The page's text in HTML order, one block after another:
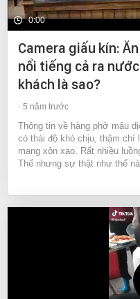
0:00
Camera giấu kín:
nổi tiếng cả ra
khách là sao?
5 năm trước
Thông tin về hàng phở mậu
có thái độ khó chịu, thậm chí
mạng xôn xao. Rất nhiều
Thế nhưng sự thật như thế